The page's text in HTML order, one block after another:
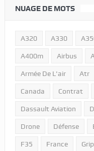
NUAGE DE MOTS
A320 A330
A400m Airbus
Armée De L'air Atr
Canada Contrat
Dassault Aviation
Drone Défense
F35 France